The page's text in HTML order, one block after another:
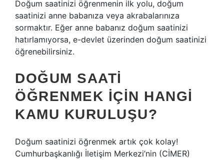
Doğum saatinizi öğrenmenin ilk yolu, doğum
saatinizi anne babanıza veya akrabalarınıza
sormaktır. Eğer anne babanız doğum saatinizi
hatırlamıyorsa, e-devlet üzerinden doğum saatinizi
öğrenebilirsiniz.
DOĞUM SAATI
ÖĞRENMEK IÇIN HANGI
KAMU KURULUŞU?
Doğum saatinizi öğrenmek artık çok kolay!
Cumhurbaşkanlığı İletişim Merkezi’nin (CİMER)